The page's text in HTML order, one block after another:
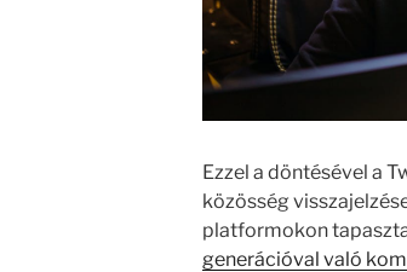
Ezzel a döntésével a
közösség
platformokon
generációval való